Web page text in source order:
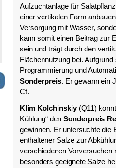
Aufzuchtanlage für
einer vertikalen Farm
Versorgung mit Wasser,
kann somit einen Beitrag zur
sein und trägt durch den
Flächennutzung bei.
Programmierung und
Sonderpreis. Er gewann ein
Ct.
Klim Kolchinskiy (Q11)
Kühlung“ den Sonderpreis
gewinnen. Er untersuchte die
enthaltener Salze zur
verschiedenen Vorversuchen
besonders geeignete Salze